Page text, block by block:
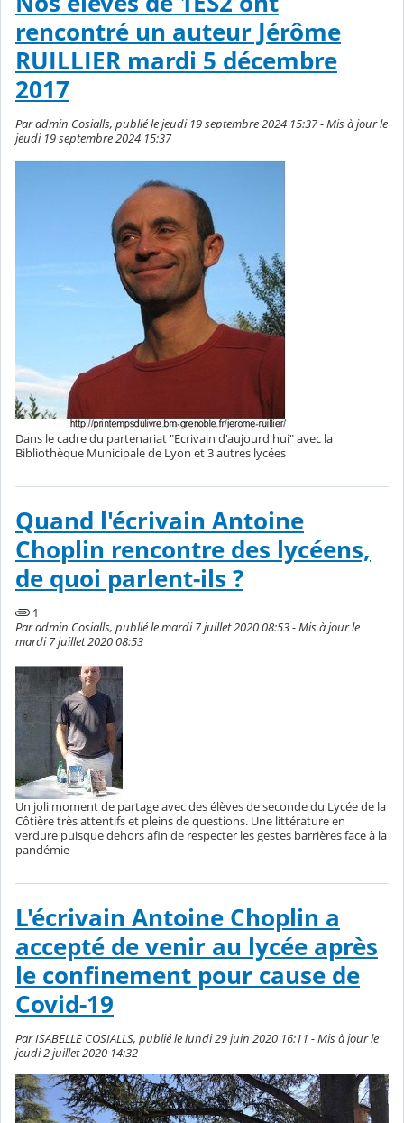
rencontré un auteur Jérôme
RUILLIER mardi 5 décembre
2017
Par admin Cosialls, publié le jeudi 19 septembre 2024 15:37 - Mis à jour le
jeudi 19 septembre 2024 15:37
Dans le cadre du partenariat "Ecrivain d'aujourd'hui" avec la
Bibliothèque Municipale de Lyon et 3 autres lycées
Quand l'écrivain Antoine
Choplin rencontre des lycéens,
de quoi parlent-ils ?
1
Par admin Cosialls, publié le mardi 7 juillet 2020 08:53 - Mis à jour le
mardi 7 juillet 2020 08:53
Un joli moment de partage avec des élèves de seconde du Lycée de la
Côtière très attentifs et pleins de questions. Une littérature en
verdure puisque dehors afin de respecter les gestes barrières face à la
pandémie
L'écrivain Antoine Choplin a
accepté de venir au lycée après
le confinement pour cause de
Covid-19
Par ISABELLE COSIALLS, publié le lundi 29 juin 2020 16:11 - Mis à jour le
jeudi 2 juillet 2020 14:32